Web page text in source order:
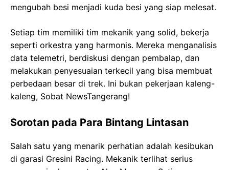
mengubah besi menjadi kuda besi yang siap melesat.
Setiap tim memiliki tim mekanik yang solid, bekerja
seperti orkestra yang harmonis. Mereka menganalisis
data telemetri, berdiskusi dengan pembalap, dan
melakukan penyesuaian terkecil yang bisa membuat
perbedaan besar di trek. Ini bukan pekerjaan kaleng-
kaleng, Sobat NewsTangerang!
Sorotan pada Para Bintang Lintasan
Salah satu yang menarik perhatian adalah kesibukan
di garasi Gresini Racing. Mekanik terlihat serius